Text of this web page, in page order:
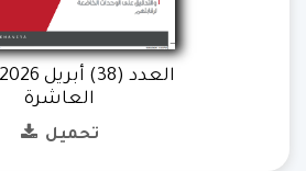
العاشرة
تحميل